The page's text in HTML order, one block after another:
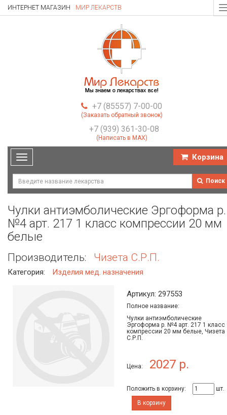
ИНТЕРНЕТ МАГАЗИН МИР ЛЕКАРСТВ
+7 (85557) 7-00-00
(Заказать обратный звонок)
+7 (939) 361-30-08
(Написать в MAX)
Toggle
navigation
Корзина
Поиск
Чулки антиэмболические Эргоформа р.
№4 арт. 217 1 класс компрессии 20 мм
белые
Производитель: Чизета С.Р.П.
Категория: Изделия мед. назначения
Артикул: 297553
Полное название:
Чулки антиэмболические
Эргоформа р. №4 арт. 217 1 класс
компрессии 20 мм белые, Чизета
С.Р.П.
Цена: 2027 р.
Положить в корзину:
шт.
В корзину